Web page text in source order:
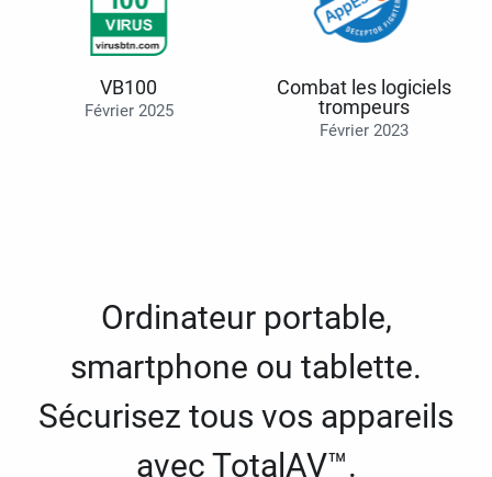
VB100
Février 2025
Combat les logiciels
trompeurs
Février 2023
Ordinateur portable,
smartphone ou tablette.
Sécurisez tous vos appareils
avec TotalAV™.